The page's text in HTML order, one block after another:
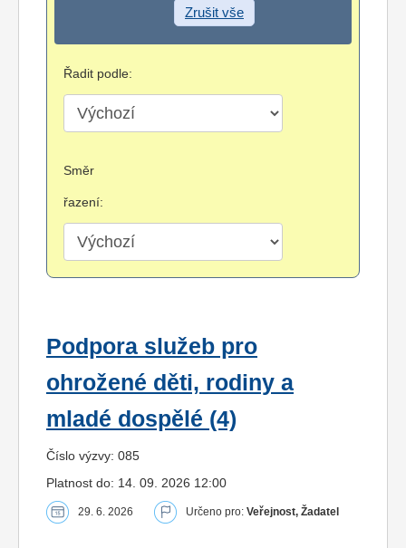
Zrušit vše
Řadit podle:
Směr
řazení:
Podpora služeb pro
ohrožené děti, rodiny a
mladé dospělé (4)
Číslo výzvy: 085
Platnost do: 14. 09. 2026 12:00
29. 6. 2026 Určeno pro: Veřejnost, Žadatel